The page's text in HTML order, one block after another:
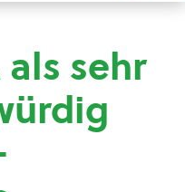
als sehr